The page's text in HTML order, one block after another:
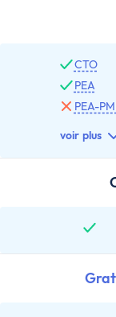
CTO
PEA
PEA-
voir plus